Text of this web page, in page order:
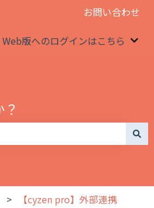
お問い合わせ
Web版へのログインはこちら
【cyzen pro】外部連携